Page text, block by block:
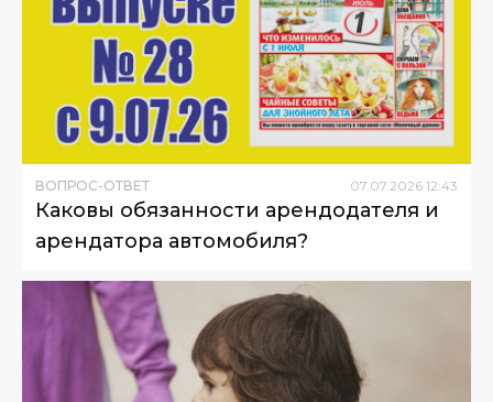
ВОПРОС-ОТВЕТ 07 07 2026 12:43
Каковы обязанности арендодателя и
арендатора автомобиля?